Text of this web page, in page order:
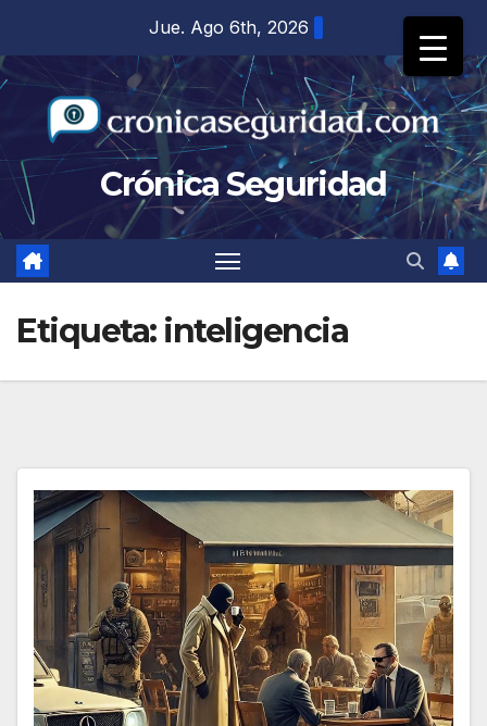
contenido
Jue. Ago 6th, 2026
Crónica Seguridad
Etiqueta: inteligencia